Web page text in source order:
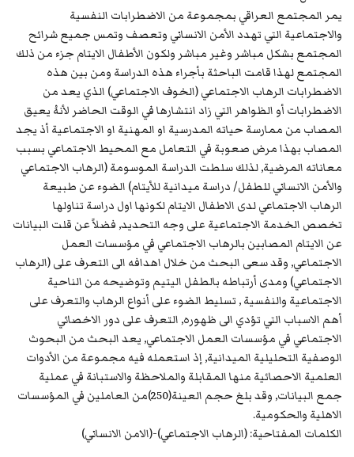
يمر المجتمع العراقي بمجموعة من الاضطرابات النفسية
والاجتماعية التي تهدد الأمن الانساني وتعصف وتمس جميع شرائح
المجتمع بشكل مباشر وغير مباشر ولكون الأطفال الايتام جزء من ذلك
المجتمع لهذا قامت الباحثة بأجراء هذه الدراسة ومن بين هذه
الاضطرابات الرهاب الاجتماعي (الخوف الاجتماعي) الذي يعد من
الاضطرابات أو الظواهر التي زاد انتشارها في الوقت الحاضر لأنهُ يعيق
المصاب من ممارسة حياته المدرسية او المهنية او الاجتماعية أذ يجد
المصاب بهذا مرض صعوبة في التعامل مع المحيط الاجتماعي بسبب
معاناته المرضية, لذلك سلطت الدراسة الموسومة (الرهاب الاجتماعي
والأمن الانساني للطفل/ دراسة ميدانية للأيتام) الضوء عن طبيعة
الرهاب الاجتماعي لدى الاطفال الايتام لكونها اول دراسة تناولها
تخصص الخدمة الاجتماعية على وجه التحديد, فضلاً عن قلت البيانات
عن الايتام المصابين بالرهاب الاجتماعي في مؤسسات العمل
الاجتماعي, وقد سعى البحث من خلال اهدافه الى التعرف على (الرهاب
الاجتماعي) ومدى أرتباطه بالطفل اليتيم وتوضيحه من الناحية
الاجتماعية والنفسية , تسليط الضوء على أنواع الرهاب والتعرف على
أهم الاسباب التي تؤدي الى ظهوره, التعرف على دور الاخصائي
الاجتماعي في مؤسسات العمل الاجتماعي, يعد البحث من البحوث
الوصفية التحليلية الميدانية, إذ استعمله فيه مجموعة من الأدوات
العلمية الاحصائية منها المقابلة والملاحظة والاستبانة في عملية
جمع البيانات, وقد بلغ حجم العينة(250)من العاملين في المؤسسات
الاهلية والحكومية.
الكلمات المفتاحية: (الرهاب الاجتماعي)-(الامن الانساني)